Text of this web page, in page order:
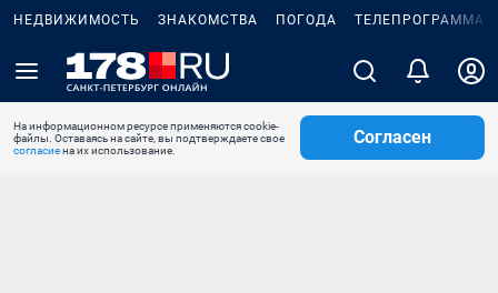
НЕДВИЖИМОСТЬ ЗНАКОМСТВА ПОГОДА ТЕЛЕПРОГРАММА
На информационном ресурсе применяются cookie-
файлы. Оставаясь на сайте, вы подтверждаете свое
согласиена их использование.
Согласен